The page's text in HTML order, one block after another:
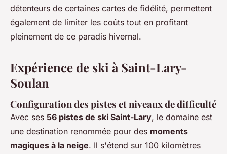
détenteurs de certaines cartes de fidélité, permettent
également de limiter les coûts tout en profitant
pleinement de ce paradis hivernal.
Expérience de ski à Saint-Lary-
Soulan
Configuration des pistes et niveaux de difficulté
Avec ses 56 pistes de ski Saint-Lary, le domaine est
une destination renommée pour des moments
magiques à la neige. Il s'étend sur 100 kilomètres